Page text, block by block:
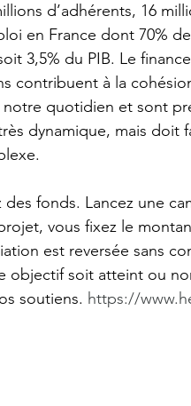
d’adhérents, 16
en France dont 70%
3,5% du PIB. Le
contribuent à la
quotidien et sont
dynamique, mais doit
fonds. Lancez une
vous fixez le
est reversée sans
objectif soit atteint ou
soutiens. https://